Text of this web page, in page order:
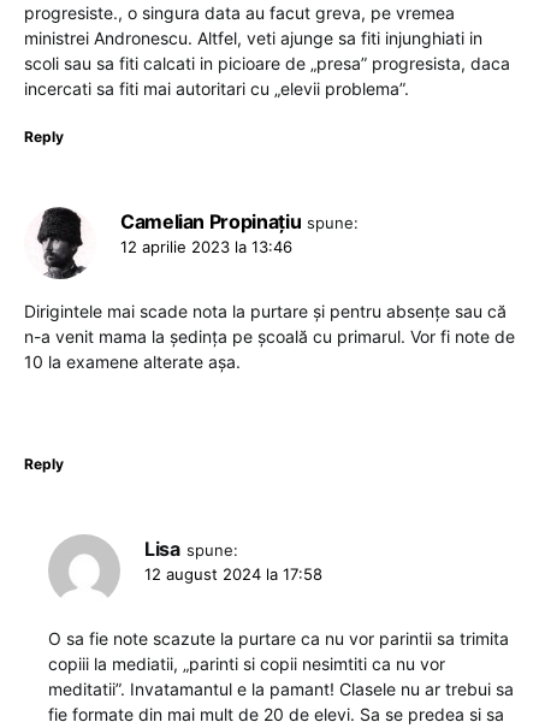
progresiste., o singura data au facut greva, pe vremea
ministrei Andronescu. Altfel, veti ajunge sa fiti injunghiati in
scoli sau sa fiti calcati in picioare de „presa” progresista, daca
incercati sa fiti mai autoritari cu „elevii problema”.
Reply
Camelian Propinațiu spune:
12 aprilie 2023 la 13:46
Dirigintele mai scade nota la purtare și pentru absențe sau că
n-a venit mama la ședința pe școală cu primarul. Vor fi note de
10 la examene alterate așa.
Reply
Lisa spune:
12 august 2024 la 17:58
O sa fie note scazute la purtare ca nu vor parintii sa trimita
copiii la mediatii, „parinti si copii nesimtiti ca nu vor
meditatii”. Invatamantul e la pamant! Clasele nu ar trebui sa
fie formate din mai mult de 20 de elevi. Sa se predea si sa